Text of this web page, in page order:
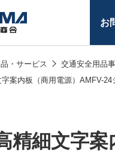
お
・サービス 交通安全用品
案内板（商用電源）AMFV-24
精細文字案